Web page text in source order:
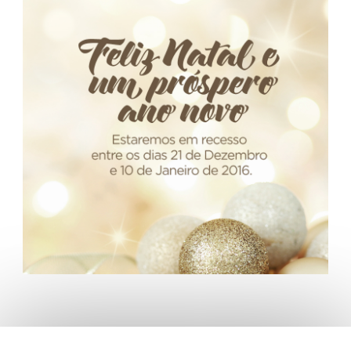
NOSSAS ASSOCIADAS
SEJA UM ASSOCIADO